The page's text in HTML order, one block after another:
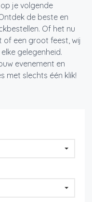
je volgende
de beste en
Of het nu
of een groot feest, wij
gelegenheid.
evenement en
met slechts één klik!